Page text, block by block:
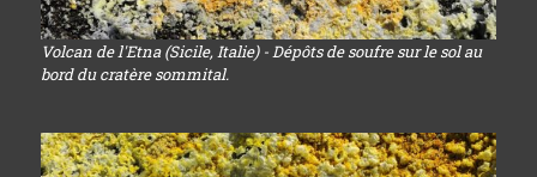
Volcan de l'Etna (Sicile, Italie) - Dépôts de soufre sur le sol au
bord du cratère sommital.